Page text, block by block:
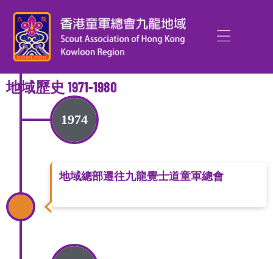
地域歷史 1971-1980
1974
地域總部遷往九龍覺士道童軍總會